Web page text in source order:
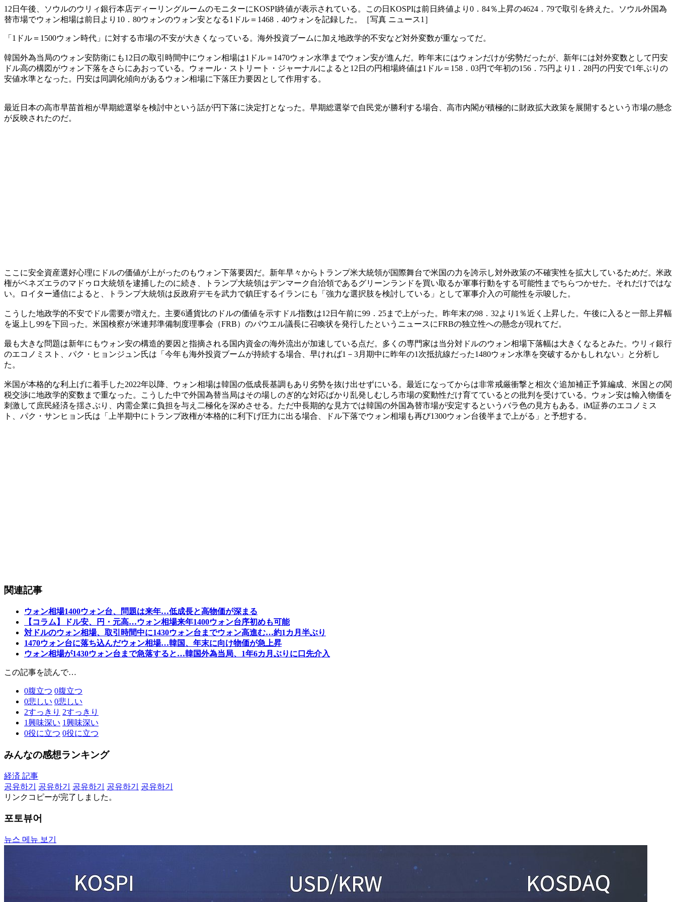
12日午後、ソウルのウリィ銀行本店ディーリングルームのモニターにKOSPI終値が表示されている。この日KOSPIは前日終値より0．84％上昇の4624．79で取引を終えた。ソウル外国為
替市場でウォン相場は前日より10．80ウォンのウォン安となる1ドル＝1468．40ウォンを記録した。［写真 ニュース1］
「1ドル＝1500ウォン時代」に対する市場の不安が大きくなっている。海外投資ブームに加え地政学的不安など対外変数が重なってだ。
韓国外為当局のウォン安防衛にも12日の取引時間中にウォン相場は1ドル＝1470ウォン水準までウォン安が進んだ。昨年末にはウォンだけが劣勢だったが、新年には対外変数として円安
ドル高の構図がウォン下落をさらにあおっている。ウォール・ストリート・ジャーナルによると12日の円相場終値は1ドル＝158．03円で年初の156．75円より1．28円の円安で1年ぶりの
安値水準となった。円安は同調化傾向があるウォン相場に下落圧力要因として作用する。
最近日本の高市早苗首相が早期総選挙を検討中という話が円下落に決定打となった。早期総選挙で自民党が勝利する場合、高市内閣が積極的に財政拡大政策を展開するという市場の懸念
が反映されたのだ。
ここに安全資産選好心理にドルの価値が上がったのもウォン下落要因だ。新年早々からトランプ米大統領が国際舞台で米国の力を誇示し対外政策の不確実性を拡大しているためだ。米政
権がベネズエラのマドゥロ大統領を逮捕したのに続き、トランプ大統領はデンマーク自治領であるグリーンランドを買い取るか軍事行動をする可能性までちらつかせた。それだけではな
い。ロイター通信によると、トランプ大統領は反政府デモを武力で鎮圧するイランにも「強力な選択肢を検討している」として軍事介入の可能性を示唆した。
こうした地政学的不安でドル需要が増えた。主要6通貨比のドルの価値を示すドル指数は12日午前に99．25まで上がった。昨年末の98．32より1％近く上昇した。午後に入ると一部上昇幅
を返上し99を下回った。米国検察が米連邦準備制度理事会（FRB）のパウエル議長に召喚状を発行したというニュースにFRBの独立性への懸念が現れてだ。
最も大きな問題は新年にもウォン安の構造的要因と指摘される国内資金の海外流出が加速している点だ。多くの専門家は当分対ドルのウォン相場下落幅は大きくなるとみた。ウリィ銀行
のエコノミスト、パク・ヒョンジュン氏は「今年も海外投資ブームが持続する場合、早ければ1－3月期中に昨年の1次抵抗線だった1480ウォン水準を突破するかもしれない」と分析し
た。
米国が本格的な利上げに着手した2022年以降、ウォン相場は韓国の低成長基調もあり劣勢を抜け出せずにいる。最近になってからは非常戒厳衝撃と相次ぐ追加補正予算編成、米国との関
税交渉に地政学的変数まで重なった。こうした中で外国為替当局はその場しのぎ的な対応ばかり乱発しむしろ市場の変動性だけ育てているとの批判を受けている。ウォン安は輸入物価を
刺激して庶民経済を揺さぶり、内需企業に負担を与え二極化を深めさせる。ただ中長期的な見方では韓国の外国為替市場が安定するというバラ色の見方もある。iM証券のエコノミス
ト、パク・サンヒョン氏は「上半期中にトランプ政権が本格的に利下げ圧力に出る場合、ドル下落でウォン相場も再び1300ウォン台後半まで上がる」と予想する。
関連記事
ウォン相場1400ウォン台、問題は来年…低成長と高物価が深まる
【コラム】ドル安、円・元高…ウォン相場来年1400ウォン台序初めも可能
対ドルのウォン相場、取引時間中に1430ウォン台までウォン高進む…約1カ月半ぶり
1470ウォン台に落ち込んだウォン相場…韓国、年末に向け物価が急上昇
ウォン相場が1430ウォン台まで急落すると…韓国外為当局、1年6カ月ぶりに口先介入
この記事を読んで…
0腹立つ 0腹立つ
0悲しい 0悲しい
2すっきり 2すっきり
1興味深い 1興味深い
0役に立つ 0役に立つ
みんなの感想ランキング
経済 記事
공유하기
공유하기 공유하기 공유하기
공유하기
リンクコピーが完了しました。
포토뷰어
뉴스 메뉴 보기